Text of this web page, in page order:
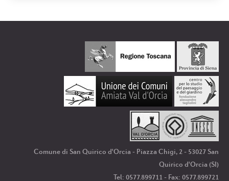
Comune di San Quirico d'Orcia - Piazza Chigi, 2 - 53027 San
Quirico d'Orcia (SI)
Tel: 0577.899711 - Fax: 0577.899721